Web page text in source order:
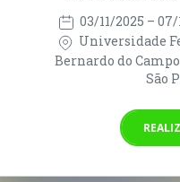
03/11/2025 – 07/
Universidade
Bernardo do
São